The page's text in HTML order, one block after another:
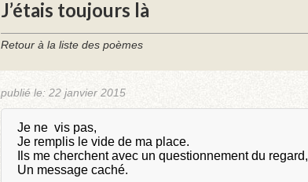
J’étais toujours là
Retour à la liste des poèmes
publié le: 22 janvier 2015
Je ne vis pas,
Je remplis le vide de ma place.
Ils me cherchent avec un questionnement du regard,
Un message caché.